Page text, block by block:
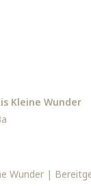
Kleine Wunder
Wunder |